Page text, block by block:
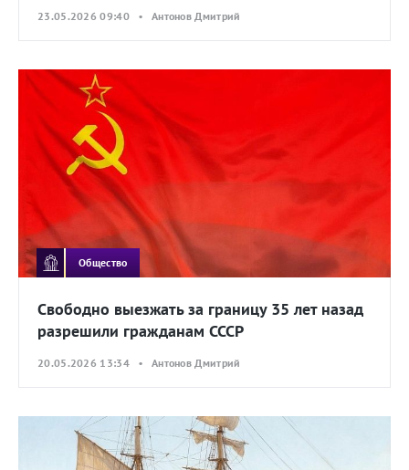
23.05.2026 09:40 • Антонов Дмитрий
Общество
Свободно выезжать за границу 35 лет назад
разрешили гражданам СССР
20.05.2026 13:34 • Антонов Дмитрий